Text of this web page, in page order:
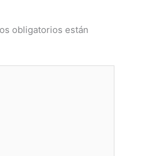
obligatorios están